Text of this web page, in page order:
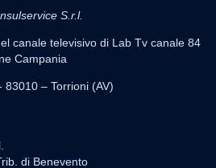
S.r.l.
canale televisivo di Lab Tv canale 84
Campania
– Torrioni (AV)
di Benevento